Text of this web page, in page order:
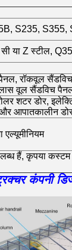
S235, S355,
या Z स्टील,
रॉकवूल
वूल सैंडविच
शटर डोर,
और आपातकालीन
एल्यूमीनियम
हैं, कृपया कस्टम
कंपनी